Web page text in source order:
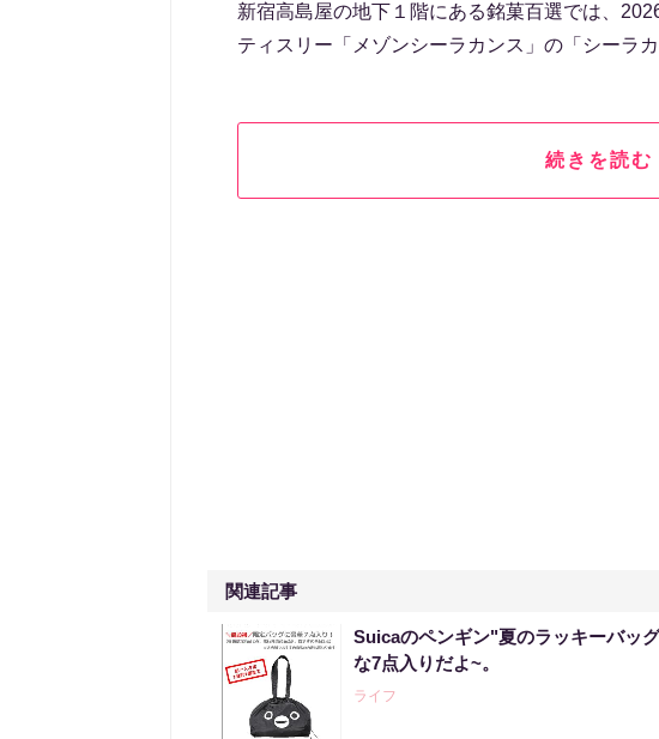
新宿高島屋の地下１階にある銘菓百選では、
ティスリー「メゾンシーラカンス」の「シーラ
続きを読む
関連記事
Suicaのペンギン"夏のラッキーバッ
な7点入りだよ~。
ライフ